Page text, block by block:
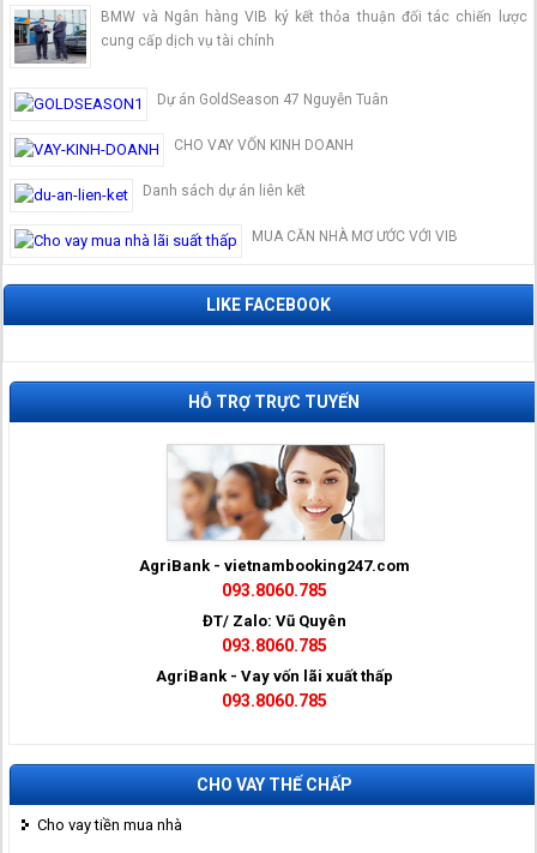
BMW và Ngân hàng VIB ký kết thỏa thuận đối tác chiến lược
cung cấp dịch vụ tài chính
Dự án GoldSeason 47 Nguyễn Tuân
CHO VAY VỐN KINH DOANH
Danh sách dự án liên kết
MUA CĂN NHÀ MƠ ƯỚC VỚI VIB
LIKE FACEBOOK
HỖ TRỢ TRỰC TUYẾN
AgriBank - vietnambooking247.com
093.8060.785
ĐT/ Zalo: Vũ Quyên
093.8060.785
AgriBank - Vay vốn lãi xuất thấp
093.8060.785
CHO VAY THẾ CHẤP
Cho vay tiền mua nhà